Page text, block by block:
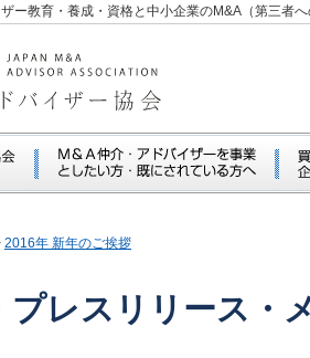
ー教育・養成・資格と中小企業のM&A（第三者
2016年 新年のご挨拶
プレスリリース・